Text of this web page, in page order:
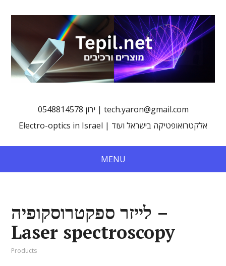
0548814578 ירון | tech.yaron@gmail.com
Electro-optics in Israel | אלקטרואופטיקה בישראל ועוד
MENU
לייזר ספקטרוסקופיה –
Laser spectroscopy
Products